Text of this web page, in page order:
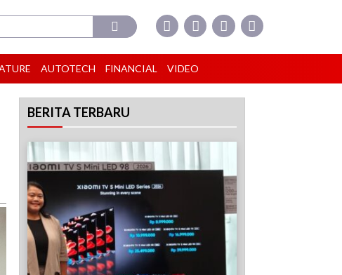
AUTOTECH FINANCIAL VIDEO
BERITA TERBARU